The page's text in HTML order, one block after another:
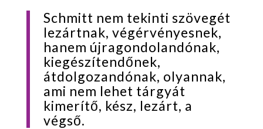
Schmitt nem tekinti szövegét
lezártnak, végérvényesnek,
hanem újragondolandónak,
kiegészítendőnek,
átdolgozandónak, olyannak,
ami nem lehet tárgyát
kimerítő, kész, lezárt, a
végső.